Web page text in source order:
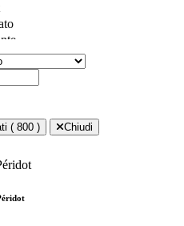
( 800 ) Chiudi